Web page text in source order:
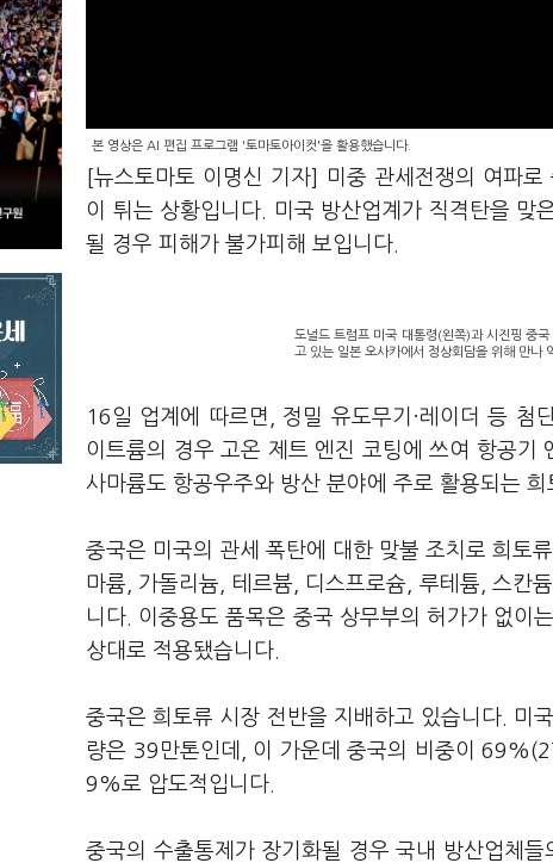
본 영상은 AI 편집 프로그램 '토마토아이컷'을 활용했습니다.
[뉴스토마토 이명신 기자] 미중 관세전쟁의 여파
이 튀는 상황입니다. 미국 방산업계가 직격탄을 맞
될 경우 피해가 불가피해 보입니다.
도널드 트럼프 미국 대통령(왼쪽)과 시진핑 중
고 있는 일본 오사카에서 정상회담을 위해 만나
16일 업계에 따르면, 정밀 유도무기·레이더 등 첨
이트륨의 경우 고온 제트 엔진 코팅에 쓰여 항공기
사마륨도 항공우주와 방산 분야에 주로 활용되는 희
중국은 미국의 관세 폭탄에 대한 맞불 조치로 희토
마륨, 가돌리늄, 테르븀, 디스프로슘, 루테튬, 스칸
니다. 이중용도 품목은 중국 상무부의 허가가 없이
상대로 적용됐습니다.
중국은 희토류 시장 전반을 지배하고 있습니다. 미
량은 39만톤인데, 이 가운데 중국의 비중이
9%로 압도적입니다.
중국의 수출통제가 장기화될 경우 국내 방산업체